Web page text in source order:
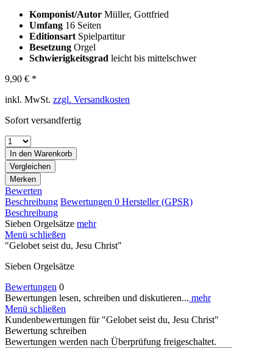
Komponist/Autor Müller, Gottfried
Umfang 16 Seiten
Editionsart Spielpartitur
Besetzung Orgel
Schwierigkeitsgrad leicht bis mittelschwer
9,90 € *
inkl. MwSt. zzgl. Versandkosten
Sofort versandfertig
In den Warenkorb
Vergleichen
Merken
Bewerten
Beschreibung Bewertungen 0 Hersteller (GPSR)
Beschreibung
Sieben Orgelsätze mehr
Menü schließen
"Gelobet seist du, Jesu Christ"
Sieben Orgelsätze
Bewertungen 0
Bewertungen lesen, schreiben und diskutieren... mehr
Menü schließen
Kundenbewertungen für "Gelobet seist du, Jesu Christ"
Bewertung schreiben
Bewertungen werden nach Überprüfung freigeschaltet.